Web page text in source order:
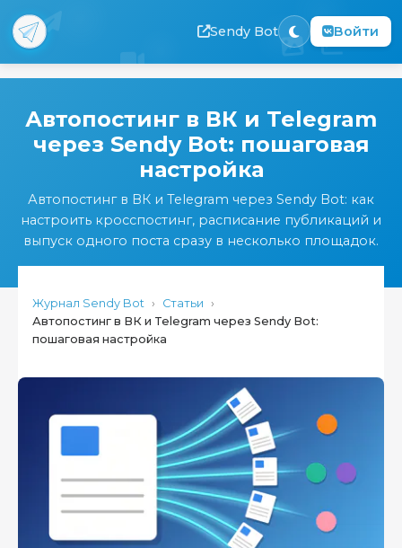
Перейти
основному
содержанию
Sendy Bot Войти
Автопостинг в ВК и Telegram
через Sendy Bot: пошаговая
настройка
Автопостинг в ВК и Telegram через Sendy Bot: как
настроить кросспостинг, расписание публикаций и
выпуск одного поста сразу в несколько площадок.
Журнал Sendy Bot › Статьи ›
Автопостинг в ВК и Telegram через Sendy Bot:
пошаговая настройка